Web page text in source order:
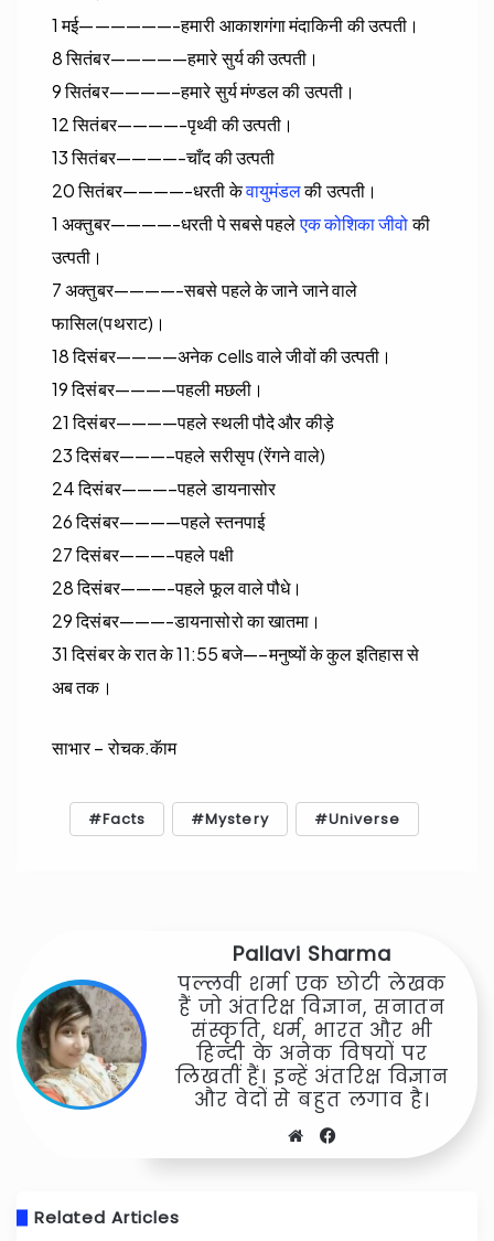
1 मई——————-हमारी आकाशगंगा मंदाकिनी की उत्पती।
8 सितंबर—————हमारे सुर्य की उत्पती।
9 सितंबर————–हमारे सुर्य मंण्डल की उत्पती।
12 सितंबर————-पृथ्वी की उत्पती।
13 सितंबर————-चाँद की उत्पती
20 सितंबर————-धरती केवायुमंडलकी उत्पती।
1 अक्तुबर————-धरती पे सबसे पहलेएक कोशिका जीवोकी
उत्पती।
7 अक्तुबर————-सबसे पहले के जाने जाने वाले
फासिल(पथराट)।
18 दिसंबर————अनेक cells वाले जीवों की उत्पती।
19 दिसंबर————पहली मछली।
21 दिसंबर————पहले स्थली पौदे और कीड़े
23 दिसंबर———–पहले सरीसृप (रेंगने वाले)
24 दिसंबर———–पहले डायनासोर
26 दिसंबर————पहले स्तनपाई
27 दिसंबर———–पहले पक्षी
28 दिसंबर———-पहले फूल वाले पौधे।
29 दिसंबर———-डायनासोरो का खातमा।
31 दिसंबर के रात के 11:55 बजे—–मनुष्यों के कुल इतिहास से
अब तक।
साभार – रोचक.कॅाम
Facts Mystery Universe
Pallavi Sharma
पल्लवी शर्मा एक छोटी लेखक
हैं जो अंतरिक्ष विज्ञान, सनातन
संस्कृति, धर्म, भारत और भी
हिन्दी के अनेक विषयों पर
लिखतीं हैं। इन्हें अंतरिक्ष विज्ञान
और वेदों से बहुत लगाव है।
Website
Related Articles